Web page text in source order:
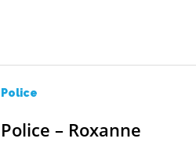
Police
Police – Roxanne